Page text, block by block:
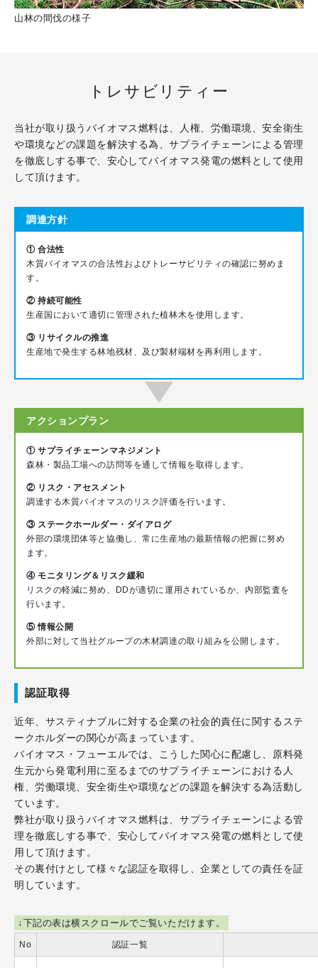
山林の間伐の様子
トレサビリティー
当社が取り扱うバイオマス燃料は、人権、労働環境、安全衛生
や環境などの課題を解決する為、サプライチェーンによる管理
を徹底しする事で、安心してバイオマス発電の燃料として使用
して頂けます。
調達方針
① 合法性
木質バイオマスの合法性およびトレーサビリティの確認に努めま
す。
② 持続可能性
生産国において適切に管理された植林木を使用します。
③ リサイクルの推進
生産地で発生する林地残材、及び製材端材を再利用します。
アクションプラン
① サプライチェーンマネジメント
森林・製品工場への訪問等を通して情報を取得します。
② リスク・アセスメント
調達する木質バイオマスのリスク評価を行います。
③ ステークホールダー・ダイアログ
外部の環境団体等と協働し、常に生産地の最新情報の把握に努め
ます。
④ モニタリング＆リスク緩和
リスクの軽減に努め、DDが適切に運用されているか、内部監査を
行います。
⑤ 情報公開
外部に対して当社グループの木材調達の取り組みを公開します。
認証取得
近年、サスティナブルに対する企業の社会的責任に関するステ
ークホルダーの関心が高まっています。
バイオマス・フューエルでは、こうした関心に配慮し、原料発
生元から発電利用に至るまでのサプライチェーンにおける人
権、労働環境、安全衛生や環境などの課題を解決する為活動し
ています。
弊社が取り扱うバイオマス燃料は、サプライチェーンによる管
理を徹底しする事で、安心してバイオマス発電の燃料として使
用して頂けます。
その裏付けとして様々な認証を取得し、企業としての責任を証
明しています。
下記の表は横スクロールでご覧いただけます。
No 認証一覧